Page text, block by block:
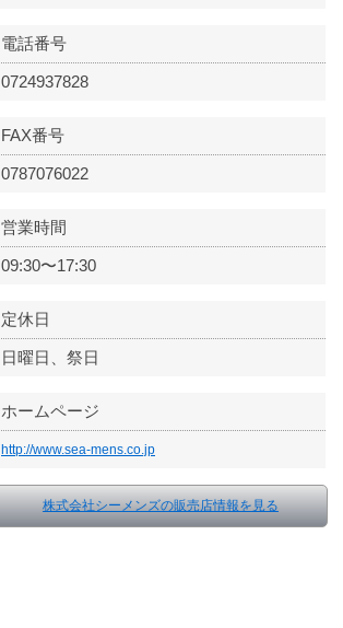
電話番号
0724937828
FAX番号
0787076022
営業時間
09:30〜17:30
定休日
日曜日、祭日
ホームページ
http://www.sea-mens.co.jp
株式会社シーメンズの販売店情報を見る